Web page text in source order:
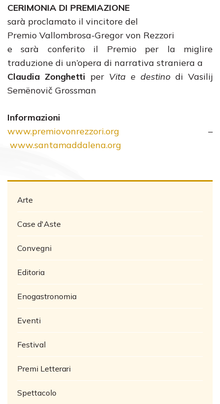
CERIMONIA DI PREMIAZIONE
sarà proclamato il vincitore del
Premio Vallombrosa-Gregor von Rezzori
e sarà conferito il Premio per la miglire
traduzione di un’opera di narrativa straniera a
Claudia Zonghetti per Vita e destino di Vasilij
Semënovič Grossman
Informazioni
www.premiovonrezzori.org –
www.santamaddalena.org
Arte
Case d'Aste
Convegni
Editoria
Enogastronomia
Eventi
Festival
Premi Letterari
Spettacolo